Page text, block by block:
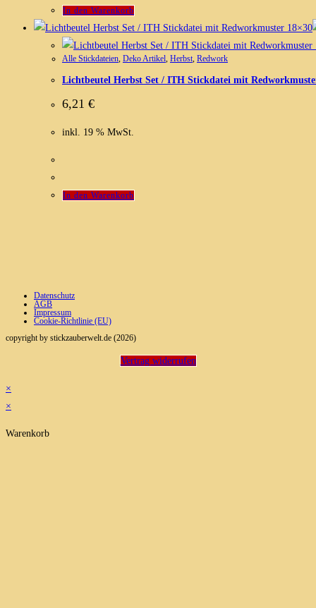
In den Warenkorb
Alle Stickdateien, Deko Artikel, Herbst, Redwork
Lichtbeutel Herbst Set / ITH Stickdatei mit
6,21 €
inkl. 19 % MwSt.
In den Warenkorb
Datenschutz
AGB
Impressum
Cookie-Richtlinie (EU)
copyright by stickzauberwelt.de (2026)
Vertrag widerrufen
×
×
Warenkorb